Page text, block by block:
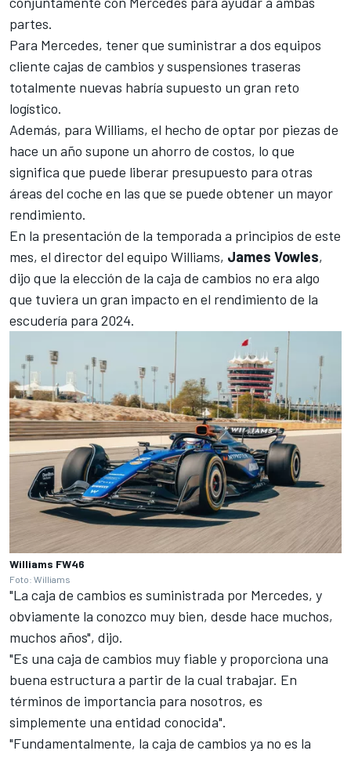
partes.
Para Mercedes, tener que suministrar a dos equipos
cliente cajas de cambios y suspensiones traseras
totalmente nuevas habría supuesto un gran reto
logístico.
Además, para Williams, el hecho de optar por piezas de
hace un año supone un ahorro de costos, lo que
significa que puede liberar presupuesto para otras
áreas del coche en las que se puede obtener un mayor
rendimiento.
En la presentación de la temporada a principios de este
mes, el director del equipo Williams, James Vowles,
dijo que la elección de la caja de cambios no era algo
que tuviera un gran impacto en el rendimiento de la
escudería para 2024.
Williams FW46
Foto: Williams
"La caja de cambios es suministrada por Mercedes, y
obviamente la conozco muy bien, desde hace muchos,
muchos años", dijo.
"Es una caja de cambios muy fiable y proporciona una
buena estructura a partir de la cual trabajar. En
términos de importancia para nosotros, es
simplemente una entidad conocida".
"Fundamentalmente, la caja de cambios ya no es la